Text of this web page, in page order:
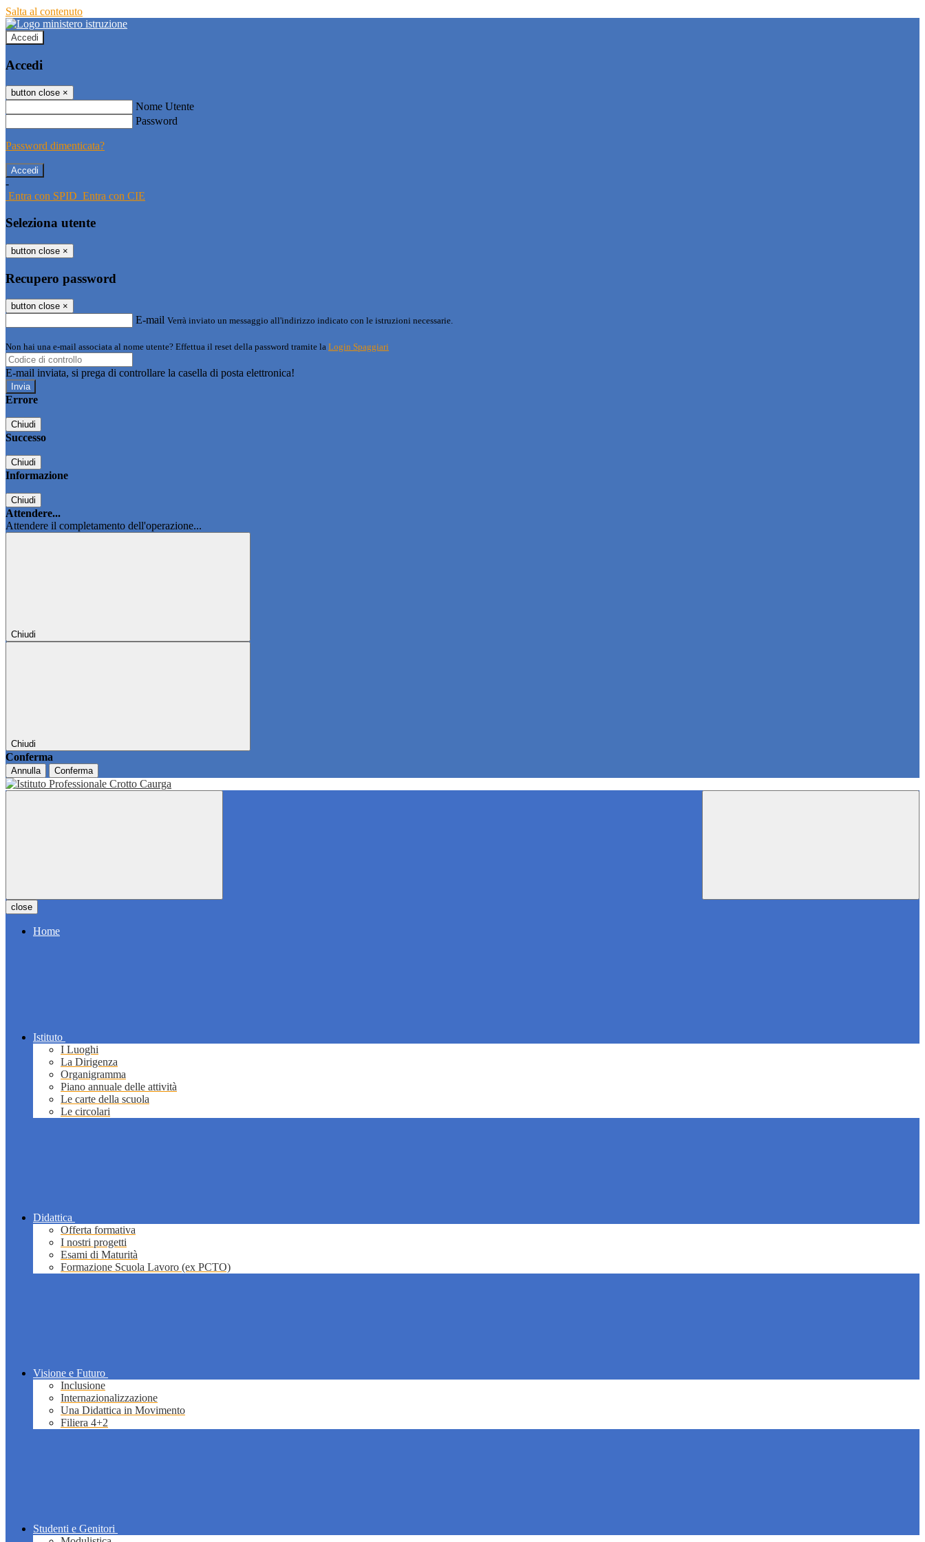
Salta al contenuto
Accedi
Accedi
button close ×
Nome Utente
Password
Password dimenticata?
-
Entra con SPID Entra con CIE
Seleziona utente
button close ×
Recupero password
button close ×
E-mail Verrà inviato un messaggio all'indirizzo indicato con le istruzioni necessarie.
Non hai una e-mail associata al nome utente? Effettua il reset della password tramite la Login Spaggiari
E-mail inviata, si prega di controllare la casella di posta elettronica!
Errore
Chiudi
Successo
Chiudi
Informazione
Chiudi
Attendere...
Attendere il completamento dell'operazione...
Chiudi
Chiudi
Conferma
Annulla Conferma
close
Home
Istituto
I Luoghi
La Dirigenza
Organigramma
Piano annuale delle attività
Le carte della scuola
Le circolari
Didattica
Offerta formativa
I nostri progetti
Esami di Maturità
Formazione Scuola Lavoro (ex PCTO)
Visione e Futuro
Inclusione
Internazionalizzazione
Una Didattica in Movimento
Filiera 4+2
Studenti e Genitori